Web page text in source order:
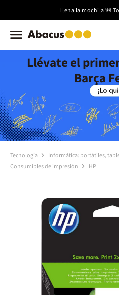
Llena la mochila 🎒
Llévate el
Barça
Tecnología
Informática: portátiles,
Consumibles de impresión
HP